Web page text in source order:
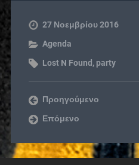
27 Νοεμβρίου 2016
Agenda
Lost N Found, party
Προηγούμενο
Επόμενο